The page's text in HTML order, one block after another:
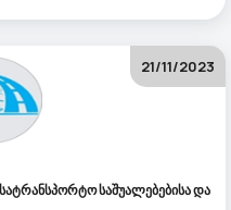
საშუალებებისა და
21/11/2023